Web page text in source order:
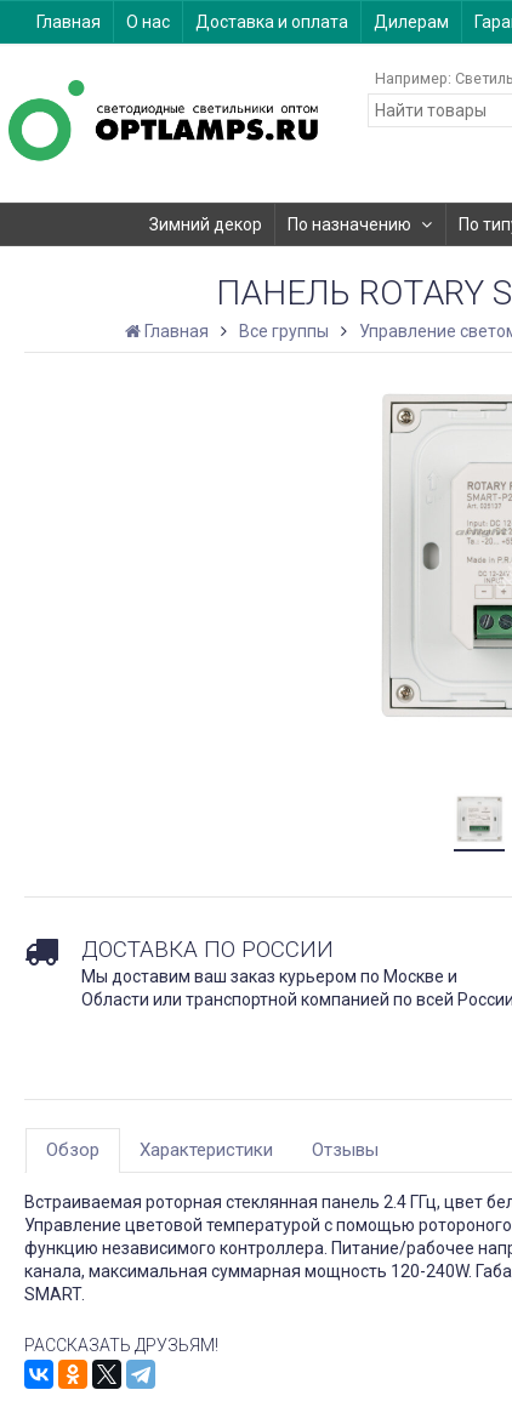
Главная О нас Доставка и оплата Дилерам
Например:
Зимний декор По назначению По
ПАНЕЛЬ ROTARY
Главная Все группы Управление
ДОСТАВКА ПО РОССИИ
Мы доставим ваш заказ курьером по Москве и
Области или транспортной компанией по всей России.
Обзор Характеристики Отзывы
Встраиваемая роторная стеклянная панель 2.4 ГГц, цвет
Управление цветовой температурой с помощью
функцию независимого контроллера. Питание/рабочее
канала, максимальная суммарная мощность 120-240W.
SMART.
РАССКАЗАТЬ ДРУЗЬЯМ!